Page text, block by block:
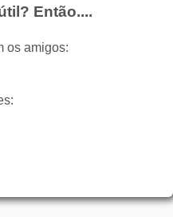
Então....
os amigos: